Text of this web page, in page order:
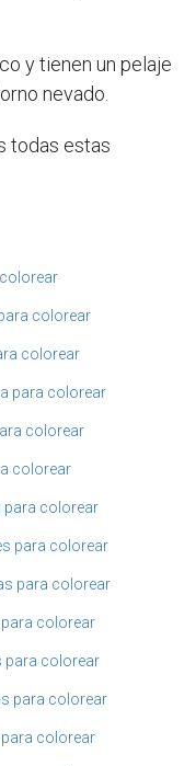
y tienen un pelaje
nevado.
todas estas
colorear
colorear
para colorear
colorear
colorear
para colorear
para colorear
para colorear
colorear
para colorear
para colorear
colorear